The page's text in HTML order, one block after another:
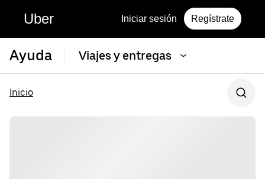
Uber Iniciar sesión Regístrate
Ayuda Viajes y entregas
Inicio